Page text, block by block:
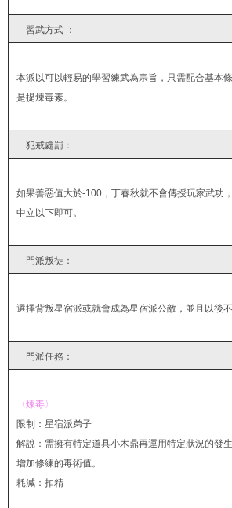
習武方式 ：
本派以可以輕易的學習練武為宗旨，只需配合基本
是提煉毒素。
犯戒處罰：
如果善惡值大於-100，丁春秋就不會傳授玩家武功
中立以下即可。
門派叛徒：
選擇背叛星宿派或就會成為星宿派公敵，並且以後不
門派任務：
〈煉毒〉
限制：星宿派弟子
解說：需擁有特定道具小木鼎再運用特定狀況的發
增加修練的毒術值。
耗減：扣精